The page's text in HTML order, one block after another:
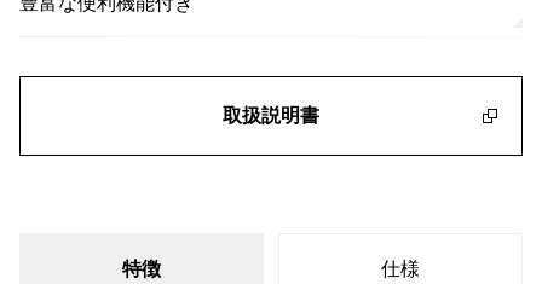
取扱説明書
特徴 仕様